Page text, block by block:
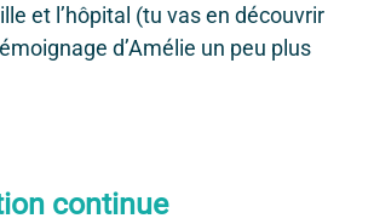
et l’hôpital (tu vas en découvrir
d’Amélie un peu plus
continue